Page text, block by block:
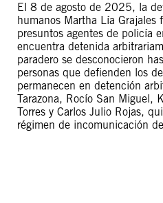
El 8 de agosto de 2025, la
humanos Martha Lía Grajales
presuntos agentes de policía
encuentra detenida
paradero se desconocieron
personas que defienden los
permanecen en detención
Tarazona, Rocío San Miguel,
Torres y Carlos Julio Rojas,
régimen de incomunicación